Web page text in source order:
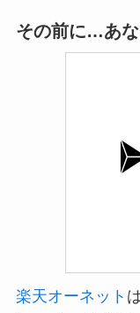
その前に…あな
楽天オーネット